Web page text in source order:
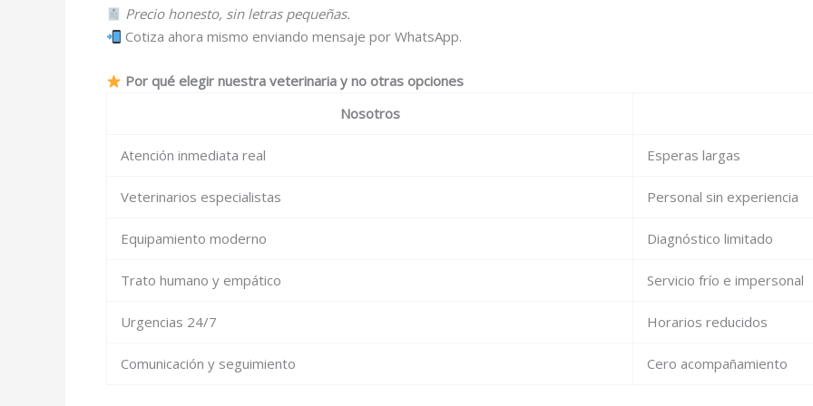
Precio honesto, sin letras pequeñas.
Cotiza ahora mismo enviando mensaje por WhatsApp.
Por qué elegir nuestra veterinaria y no otras opciones
Nosotros
Atención inmediata real Esperas largas
Veterinarios especialistas Personal sin experiencia
Equipamiento moderno Diagnóstico limitado
Trato humano y empático Servicio frío e impersonal
Urgencias 24/7 Horarios reducidos
Comunicación y seguimiento Cero acompañamiento